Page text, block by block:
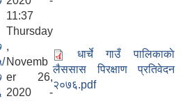
11:37
Thursday
,
Novemb
er 26,
2020 -
धार्चे गाउँ पालिकाकाे
लैससास पिरक्षाण प्रतिवेदन
२०७६.pdf